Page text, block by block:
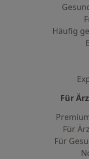
Häufig
Für
Für
Für